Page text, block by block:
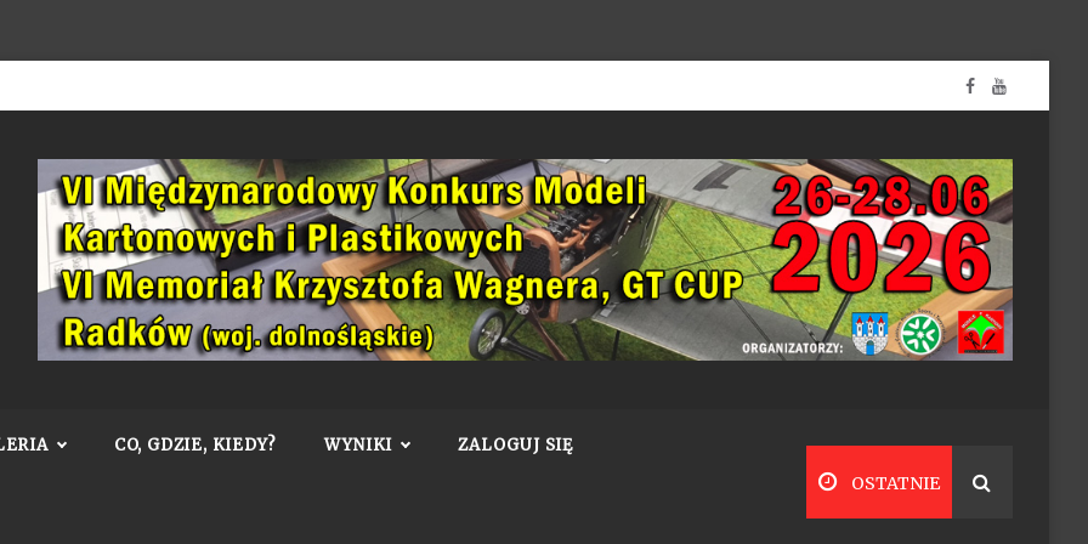
CO, GDZIE, KIEDY? WYNIKI ZALOGUJ SIĘ
OSTATNIE